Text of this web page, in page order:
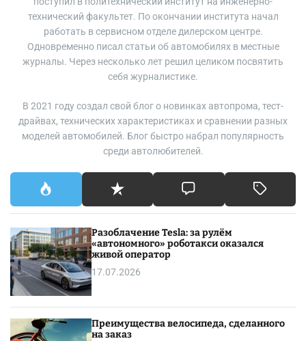
технический факультет. По окончании института начал
работать в сервисном отделе дилерском центре.
Одновременно писал статьи об автомобилях в местные
журналы. Через несколько лет решил целиком посвятить
себя журналистике.
В 2021 году создал свой блог о новинках автопрома, тест-
драйвах, технических характеристиках и сравнении разных
моделей автомобилей. Блог быстро набрал популярность
среди автолюбителей.
Разоблачение Tesla: за рулём
«автономного» роботакси оказался
живой оператор
17.07.2026
Преимущества велосипеда, сделанного
на заказ